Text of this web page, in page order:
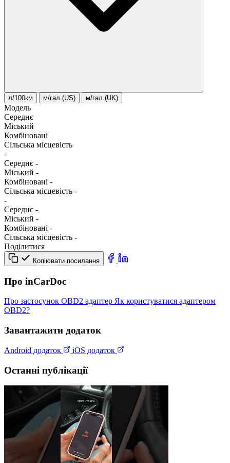
л/100км м/гал.(US) м/гал.(UK)
Модель
Середнє
Міський
Комбіновані
Сільська місцевість
-
Середнє -
Міський -
Комбіновані -
Сільська місцевість -
-
Середнє -
Міський -
Комбіновані -
Сільська місцевість -
Поділитися
Копіювати посилання
Про inCarDoc
Про застосунок OBD2 адаптер Як користуватися адаптером
OBD2?
Завантажити додаток
Android додаток iOS додаток
Останні публікації